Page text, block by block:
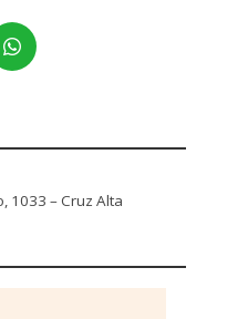
1033 – Cruz Alta